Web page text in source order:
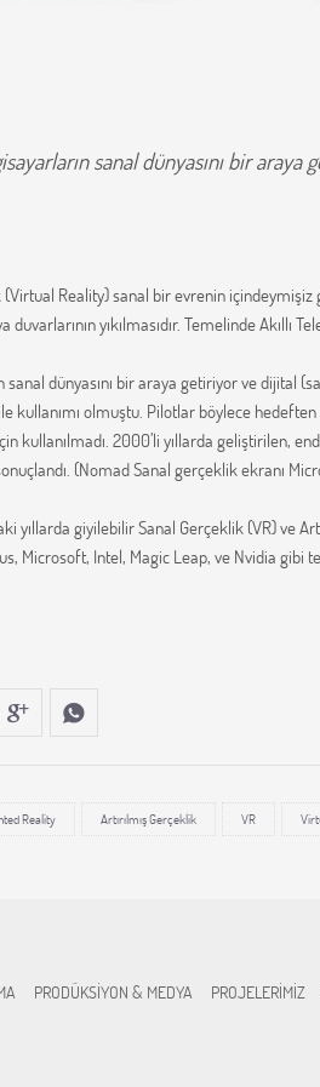
sanal dünyasını bir
(Virtual Reality) sanal bir evrenin
yıkılmasıdır. Temelinde Akıllı
dünyasını bir araya getiriyor ve dijital
kullanımı olmuştu. Pilotlar böylece
kullanılmadı. 2000’li yıllarda geliştirilen,
(Nomad Sanal gerçeklik ekranı
yıllarda giyilebilir Sanal Gerçeklik (VR) ve
Microsoft, Intel, Magic Leap, ve Nvidia
Reality Artırılmış Gerçeklik VR
PRODÜKSİYON & MEDYA PROJELERİMİZ